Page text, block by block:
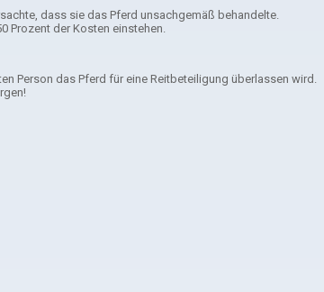
dass sie das Pferd unsachgemäß behandelte.
Prozent der Kosten einstehen.
Person das Pferd für eine Reitbeteiligung überlassen wird.